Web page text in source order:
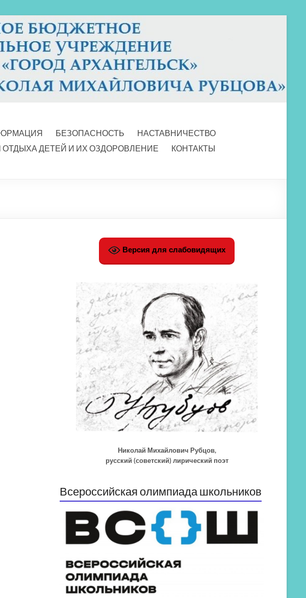
БЕЗОПАСНОСТЬ
НАСТАВНИЧЕСТВО
ДЕТЕЙ И ИХ ОЗДОРОВЛЕНИЕ
КОНТАКТЫ
Версия для слабовидящих
Николай Михайлович Рубцов,
русский (советский) лирический поэт
Всероссийская олимпиада школьников